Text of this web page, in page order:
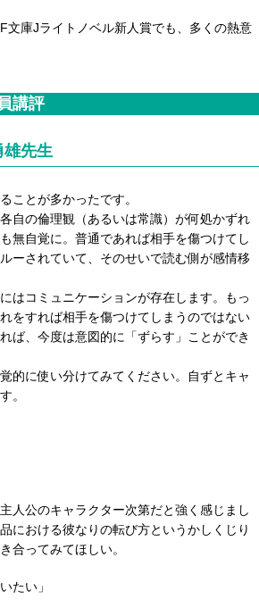
庫Jライトノベル新人賞でも、多くの熱意
講評
雄先生
ことが多かったです。
自の倫理観（あるいは常識）が何処かずれ
無自覚に。普通であれば相手を傷つけてし
ーされていて、そのせいで読む側が感情移
はコミュニケーションが存在します。もっ
をすれば相手を傷つけてしまうのではない
ば、今度は意図的に「ずらす」ことができ
的に使い分けてみてください。自ずとキャ
。
人公のキャラクター次第だと強く感じまし
における彼なりの転び方というかしくじり
合ってみてほしい。
たい」